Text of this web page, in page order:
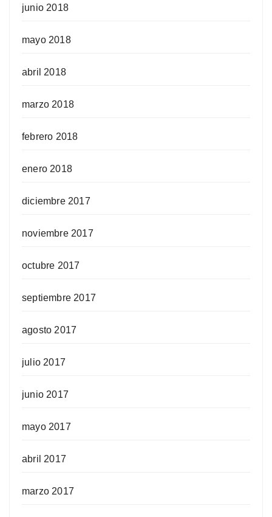
junio 2018
mayo 2018
abril 2018
marzo 2018
febrero 2018
enero 2018
diciembre 2017
noviembre 2017
octubre 2017
septiembre 2017
agosto 2017
julio 2017
junio 2017
mayo 2017
abril 2017
marzo 2017